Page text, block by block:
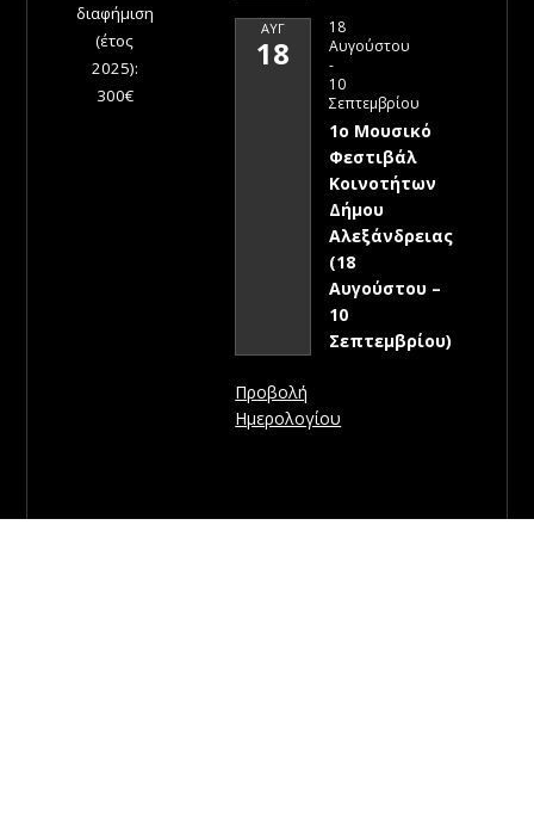
διαφήμιση
(έτος
2025):
300€
ΑΥΓ
18
18
Αυγούστου
-
10
Σεπτεμβρίου
1ο Μουσικό
Φεστιβάλ
Κοινοτήτων
Δήμου
Αλεξάνδρειας
(18
Αυγούστου –
10
Σεπτεμβρίου)